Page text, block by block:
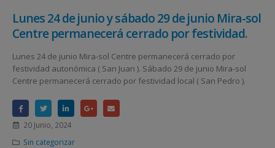
Lunes 24 de junio y sábado 29 de junio Mira-sol
Centre permanecerá cerrado por festividad.
Lunes 24 de junio Mira-sol Centre permanecerá cerrado por
festividad autonómica ( San Juan ). Sábado 29 de junio Mira-sol
Centre permanecerá cerrado por festividad local ( San Pedro ).
20 Junio, 2024
Sin categorizar